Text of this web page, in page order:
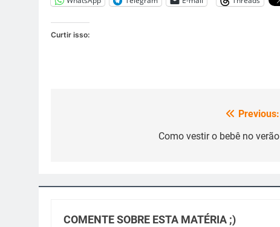
Curtir isso:
Previous:
Como vestir o bebê no verão
COMENTE SOBRE ESTA MATÉRIA ;)